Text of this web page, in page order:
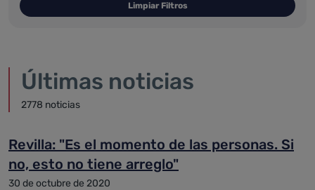
Limpiar Filtros
Últimas noticias
2778 noticias
Revilla: "Es el momento de las personas. Si
no, esto no tiene arreglo"
30 de octubre de 2020